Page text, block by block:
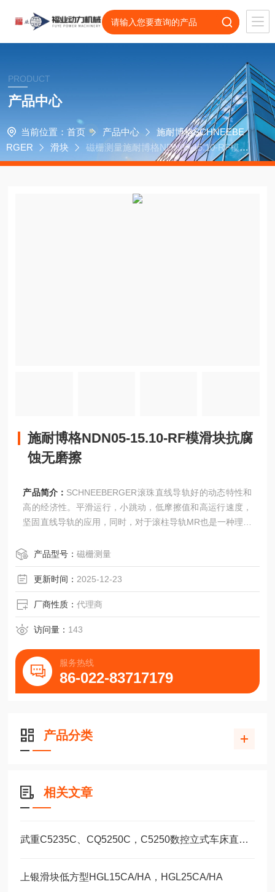
PRODUCT
产品中心
当前位置： 首页 产品中心
施耐博格SCHNEEBE
RGER
滑块
磁栅测量施耐博格NDN05-15.10-RF模滑
块抗腐蚀无磨擦
施耐博格NDN05-15.10-RF模滑块抗腐
蚀无磨擦
产品简介： SCHNEEBERGER滚珠直线导轨好的动态特性和
高的经济性。平滑运行，小跳动，低摩擦值和高运行速度，
坚固直线导轨的应用，同时，对于滚柱导轨MR也是一种理想
施耐博格NDN05-15.10-RF模滑块抗腐蚀无磨擦
产品型号：磁栅测量
更新时间： 2025-12-23
厂商性质：代理商
访问量： 143
服务热线
86-022-83717179
产品分类
相关文章
武重C5235C、CQ5250C，C5250数控立式车床直线运动滑块WEH35CA/WEW35CC
上银滑块低方型HGL15CA/HA，HGL25CA/HA